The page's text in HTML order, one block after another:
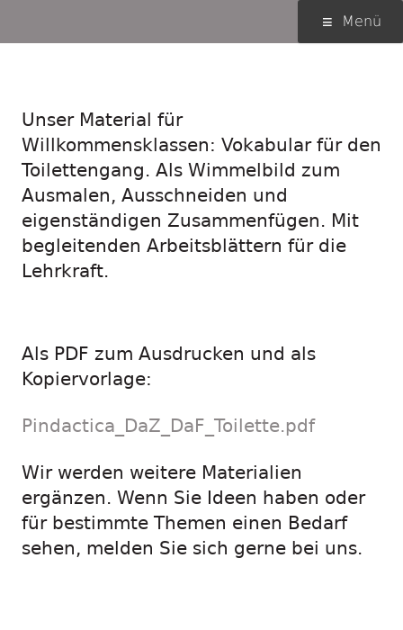
Menü
Menü
Unser Material für
Willkommensklassen: Vokabular für den
Toilettengang. Als Wimmelbild zum
Ausmalen, Ausschneiden und
eigenständigen Zusammenfügen. Mit
begleitenden Arbeitsblättern für die
Lehrkraft.
Als PDF zum Ausdrucken und als
Kopiervorlage:
Pindactica_DaZ_DaF_Toilette.pdf
Wir werden weitere Materialien
ergänzen. Wenn Sie Ideen haben oder
für bestimmte Themen einen Bedarf
sehen, melden Sie sich gerne bei uns.